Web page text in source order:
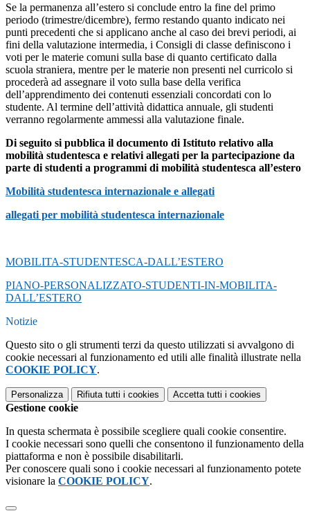
Se la permanenza all’estero si conclude entro la fine del primo
periodo (trimestre/dicembre), fermo restando quanto indicato nei
punti precedenti che si applicano anche al caso dei brevi periodi, ai
fini della valutazione intermedia, i Consigli di classe definiscono i
voti per le materie comuni sulla base di quanto certificato dalla
scuola straniera, mentre per le materie non presenti nel curricolo si
procederà ad assegnare il voto sulla base della verifica
dell’apprendimento dei contenuti essenziali concordati con lo
studente. Al termine dell’attività didattica annuale, gli studenti
verranno regolarmente ammessi alla valutazione finale.
Di seguito si pubblica il documento di Istituto relativo alla
mobilità studentesca e relativi allegati per la partecipazione da
parte di studenti a programmi di mobilità studentesca all’estero
Mobilità studentesca internazionale e allegati
allegati per mobilità studentesca internazionale
MOBILITA-STUDENTESCA-DALL’ESTERO
PIANO-PERSONALIZZATO-STUDENTI-IN-MOBILITA-
DALL’ESTERO
Notizie
Questo sito o gli strumenti terzi da questo utilizzati si avvalgono di
cookie necessari al funzionamento ed utili alle finalità illustrate nella
COOKIE POLICY.
Personalizza Rifiuta tutti i cookies Accetta tutti i cookies
Gestione cookie
In questa schermata è possibile scegliere quali cookie consentire.
I cookie necessari sono quelli che consentono il funzionamento della
piattaforma e non è possibile disabilitarli.
Per conoscere quali sono i cookie necessari al funzionamento potete
visionare la COOKIE POLICY.